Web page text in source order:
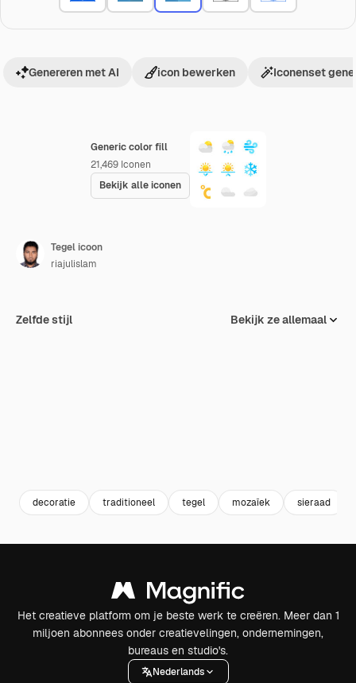
Generic color fill
21,469 Iconen
Bekijk alle iconen
Genereren met AI icon bewerken Iconenset
Tegel icoon
riajulislam
Zelfde stijl Bekijk ze allemaal
decoratie traditioneel tegel mozaïek sieraad
Het creatieve platform om je beste werk te creëren. Meer dan 1
miljoen abonnees onder creatievelingen, ondernemingen,
bureaus en studio's.
Nederlands